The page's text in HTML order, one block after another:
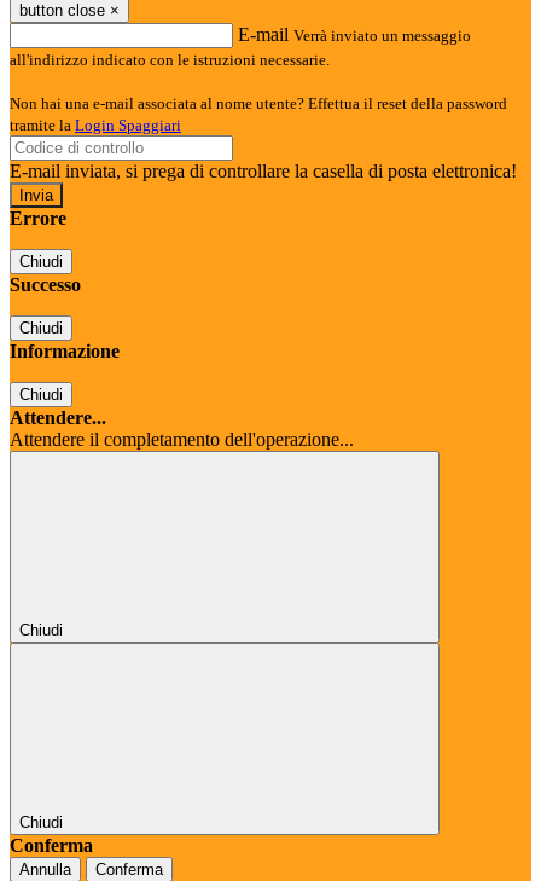
button close ×
E-mail Verrà inviato un messaggio
all'indirizzo indicato con le istruzioni necessarie.
Non hai una e-mail associata al nome utente? Effettua il reset della password
tramite la Login Spaggiari
E-mail inviata, si prega di controllare la casella di posta elettronica!
Errore
Chiudi
Successo
Chiudi
Informazione
Chiudi
Attendere...
Attendere il completamento dell'operazione...
Chiudi
Chiudi
Conferma
Annulla Conferma